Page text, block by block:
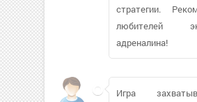
стратегии.
любителей
адреналина!
Игра